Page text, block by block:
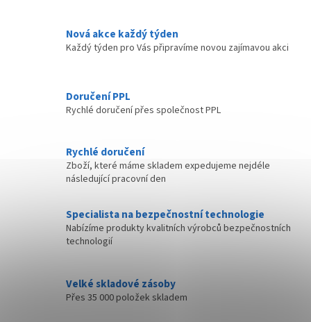
Nová akce každý týden
Každý týden pro Vás připravíme novou zajímavou akci
Doručení PPL
Rychlé doručení přes společnost PPL
Rychlé doručení
Zboží, které máme skladem expedujeme nejdéle
následující pracovní den
Specialista na bezpečnostní technologie
Nabízíme produkty kvalitních výrobců bezpečnostních
technologií
Velké skladové zásoby
Přes 35 000 položek skladem